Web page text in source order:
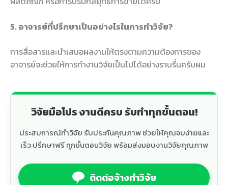
5. อาจารย์ที่ปรึกษาเป็นอย่างไรในการทำวิจัย?
การสื่อสารและนำเสนอผลงานให้ตรงตามความต้องการของ
อาจารย์จะช่วยให้การทำงานวิจัยเป็นไปได้อย่างราบรื่นครับผม
วิจัยมือโปร งานดีครบ รับทำทุกขั้นตอน!
ประสบการณ์ทำวิจัย รับประกันคุณภาพ ช่วยให้คุณจบง่ายและ
เร็ว ปรึกษาฟรี ทุกขั้นตอนวิจัย พร้อมส่งมอบงานวิจัยคุณภาพ
ติดต่อจ้างทำวิจัย